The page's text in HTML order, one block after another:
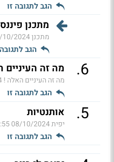
הגב לתגובה זו
מתכנן
מתכנן2024 22:42
הגב
6
. מה זה
מה זה העיניים האלה !
הגב לתגובה זו
5
. אותנטיות
יפית08/10/2024 11:55
הגב לתגובה זו